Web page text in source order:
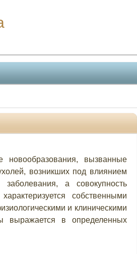
новообразования, вызванные
возникших под влиянием
а совокупность
собственными
и клиническими
выражается в определенных